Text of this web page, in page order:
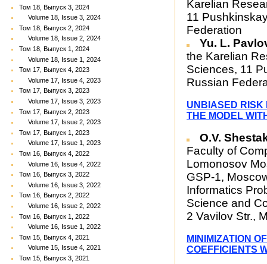
Том 18, Выпуск 3, 2024
Volume 18, Issue 3, 2024
Том 18, Выпуск 2, 2024
Volume 18, Issue 2, 2024
Том 18, Выпуск 1, 2024
Volume 18, Issue 1, 2024
Том 17, Выпуск 4, 2023
Volume 17, Issue 4, 2023
Том 17, Выпуск 3, 2023
Volume 17, Issue 3, 2023
Том 17, Выпуск 2, 2023
Volume 17, Issue 2, 2023
Том 17, Выпуск 1, 2023
Volume 17, Issue 1, 2023
Том 16, Выпуск 4, 2022
Volume 16, Issue 4, 2022
Том 16, Выпуск 3, 2022
Volume 16, Issue 3, 2022
Том 16, Выпуск 2, 2022
Volume 16, Issue 2, 2022
Том 16, Выпуск 1, 2022
Volume 16, Issue 1, 2022
Том 15, Выпуск 4, 2021
Volume 15, Issue 4, 2021
Том 15, Выпуск 3, 2021
Karelian
11
Federation
Yu. L.
the Karelian
Sciences, 11
Russian
UNBIASED RISK
THE MODEL
O.V.
Faculty of
Lomonosov
GSP-1,
Informatics
Science and
2 Vavilov Str.,
MINIMIZATION
COEFFICIENTS